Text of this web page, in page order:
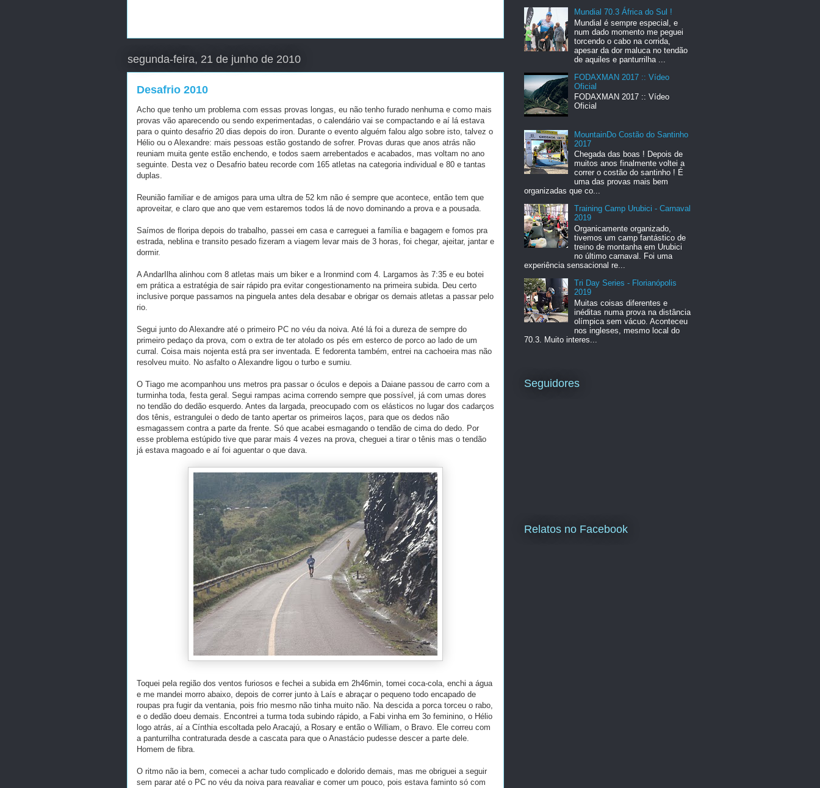
segunda-feira, 21 de junho de 2010
Desafrio 2010
Acho que tenho um problema com essas provas longas, eu não tenho furado nenhuma e como mais
provas vão aparecendo ou sendo experimentadas, o calendário vai se compactando e aí lá estava
para o quinto desafrio 20 dias depois do iron. Durante o evento alguém falou algo sobre isto, talvez o
Hélio ou o Alexandre: mais pessoas estão gostando de sofrer. Provas duras que anos atrás não
reuniam muita gente estão enchendo, e todos saem arrebentados e acabados, mas voltam no ano
seguinte. Desta vez o Desafrio bateu recorde com 165 atletas na categoria individual e 80 e tantas
duplas.
Reunião familiar e de amigos para uma ultra de 52 km não é sempre que acontece, então tem que
aproveitar, e claro que ano que vem estaremos todos lá de novo dominando a prova e a pousada.
Saímos de floripa depois do trabalho, passei em casa e carreguei a família e bagagem e fomos pra
estrada, neblina e transito pesado fizeram a viagem levar mais de 3 horas, foi chegar, ajeitar, jantar e
dormir.
A AndarIlha alinhou com 8 atletas mais um biker e a Ironmind com 4. Largamos às 7:35 e eu botei
em prática a estratégia de sair rápido pra evitar congestionamento na primeira subida. Deu certo
inclusive porque passamos na pinguela antes dela desabar e obrigar os demais atletas a passar pelo
rio.
Segui junto do Alexandre até o primeiro PC no véu da noiva. Até lá foi a dureza de sempre do
primeiro pedaço da prova, com o extra de ter atolado os pés em esterco de porco ao lado de um
curral. Coisa mais nojenta está pra ser inventada. E fedorenta também, entrei na cachoeira mas não
resolveu muito. No asfalto o Alexandre ligou o turbo e sumiu.
O Tiago me acompanhou uns metros pra passar o óculos e depois a Daiane passou de carro com a
turminha toda, festa geral. Segui rampas acima correndo sempre que possível, já com umas dores
no tendão do dedão esquerdo. Antes da largada, preocupado com os elásticos no lugar dos cadarços
dos tênis, estrangulei o dedo de tanto apertar os primeiros laços, para que os dedos não
esmagassem contra a parte da frente. Só que acabei esmagando o tendão de cima do dedo. Por
esse problema estúpido tive que parar mais 4 vezes na prova, cheguei a tirar o tênis mas o tendão
já estava magoado e aí foi aguentar o que dava.
Toquei pela região dos ventos furiosos e fechei a subida em 2h46min, tomei coca-cola, enchi a água
e me mandei morro abaixo, depois de correr junto à Laís e abraçar o pequeno todo encapado de
roupas pra fugir da ventania, pois frio mesmo não tinha muito não. Na descida a porca torceu o rabo,
e o dedão doeu demais. Encontrei a turma toda subindo rápido, a Fabi vinha em 3o feminino, o Hélio
logo atrás, aí a Cínthia escoltada pelo Aracajú, a Rosary e então o William, o Bravo. Ele correu com
a panturrilha contraturada desde a cascata para que o Anastácio pudesse descer a parte dele.
Homem de fibra.
O ritmo não ia bem, comecei a achar tudo complicado e dolorido demais, mas me obriguei a seguir
sem parar até o PC no véu da noiva para reavaliar e comer um pouco, pois estava faminto só com
Mundial 70.3 África do Sul !
Mundial é sempre especial, e
num dado momento me peguei
torcendo o cabo na corrida,
apesar da dor maluca no tendão
de aquiles e panturrilha ...
FODAXMAN 2017 :: Vídeo
Oficial
FODAXMAN 2017 :: Vídeo
Oficial
MountainDo Costão do Santinho
2017
Chegada das boas ! Depois de
muitos anos finalmente voltei a
correr o costão do santinho ! É
uma das provas mais bem
organizadas que co...
Training Camp Urubici - Carnaval
2019
Organicamente organizado,
tivemos um camp fantástico de
treino de montanha em Urubici
no último carnaval. Foi uma
experiência sensacional re...
Tri Day Series - Florianópolis
2019
Muitas coisas diferentes e
inéditas numa prova na distância
olímpica sem vácuo. Aconteceu
nos ingleses, mesmo local do
70.3. Muito interes...
Seguidores
Relatos no Facebook